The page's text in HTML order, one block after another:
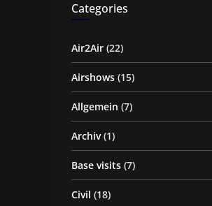
Categories
Air2Air (22)
Airshows (15)
Allgemein (7)
Archiv(1)
Base visits (7)
Civil (18)